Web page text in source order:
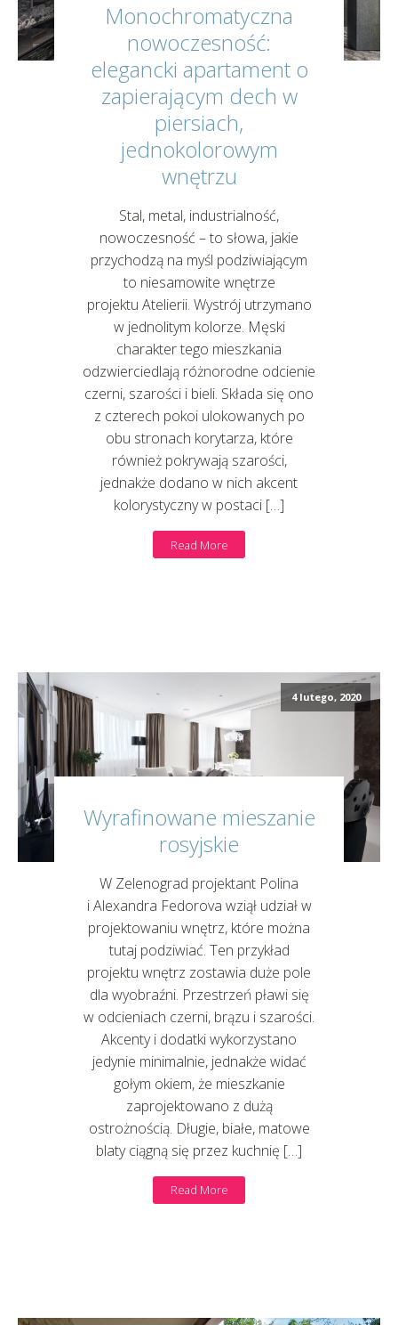
Monochromatyczna
nowoczesność:
elegancki apartament o
zapierającym dech w
piersiach,
jednokolorowym
wnętrzu
Stal, metal, industrialność,
nowoczesność – to słowa, jakie
przychodzą na myśl podziwiającym
to niesamowite wnętrze
projektu Atelierii. Wystrój utrzymano
w jednolitym kolorze. Męski
charakter tego mieszkania
odzwierciedlają różnorodne odcienie
czerni, szarości i bieli. Składa się ono
z czterech pokoi ulokowanych po
obu stronach korytarza, które
również pokrywają szarości,
jednakże dodano w nich akcent
kolorystyczny w postaci […]
Read More
4 lutego, 2020
Wyrafinowane mieszanie
rosyjskie
W Zelenograd projektant Polina
i Alexandra Fedorova wziął udział w
projektowaniu wnętrz, które można
tutaj podziwiać. Ten przykład
projektu wnętrz zostawia duże pole
dla wyobraźni. Przestrzeń pławi się
w odcieniach czerni, brązu i szarości.
Akcenty i dodatki wykorzystano
jedynie minimalnie, jednakże widać
gołym okiem, że mieszkanie
zaprojektowano z dużą
ostrożnością. Długie, białe, matowe
blaty ciągną się przez kuchnię […]
Read More